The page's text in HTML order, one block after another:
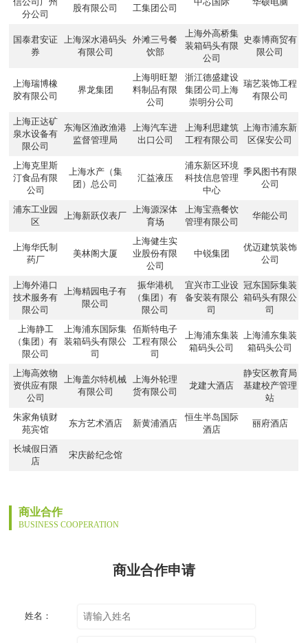
分公司
股有限公司
工集团公司
国泰君安证
券
上海深水港码头
有限公司
外滩三号餐
饮部
上海外高桥集
装箱码头有限
公司
史泰博商贸有
限公司
上海瑞博橡
胶有限公司
界龙集团
上海明旺塑
料制品有限
公司
浙江德盛建设
集团公司上海
崇明分公司
瑞艺装饰工程
有限公司
上海正达矿
泉水设备有
限公司
东海区渔政渔港
监督管理局
上海汽车进
出口公司
上海利思建筑
工程有限公司
上海市浦东新
区保安公司
上海克里斯
汀食品有限
公司
上海水产（集
团）总公司
汇益液压
浦东新区环境
科技信息管理
中心
季风图书有限
公司
浦东工业园
区
上海新跃仪表厂
上海源深体
育场
上海宝燕餐饮
管理有限公司
华能公司
上海华氏制
药厂
美林阁大厦
上海健生实
业股份有限
公司
中锐集团
优迈建筑装饰
公司
上海外港口
技术服务有
限公司
上海精园电子有
限公司
振华港机
（集团）有
限公司
宜兴市工业设
备安装有限公
司
冠东国际集装
箱码头有限公
司
上海静工
（集团）有
限公司
上海浦东国际集
装箱码头有限公
司
佰斯特电子
工程有限公
司
上海浦东集装
箱码头公司
上海浦东集装
箱码头公司
上海高效物
资供应有限
公司
上海盖尔特机械
有限公司
上海外轮理
货有限公司
龙建大酒店
静安区教育局
基建校产管理
站
朱家角镇财
苑宾馆
东方艺术酒店 新黄浦酒店
恒生半岛国际
酒店
丽府酒店
长城假日酒
店
宋庆龄纪念馆
商业合作
BUSINESS COOPERATION
商业合作申请
姓名：